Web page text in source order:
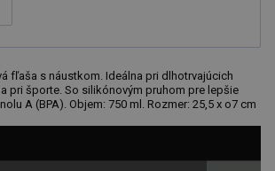
fľaša s náustkom. Ideálna pri dlhotrvajúcich
pri športe. So silikónovým pruhom pre lepšie
A (BPA). Objem: 750 ml. Rozmer: 25,5 x o7 cm